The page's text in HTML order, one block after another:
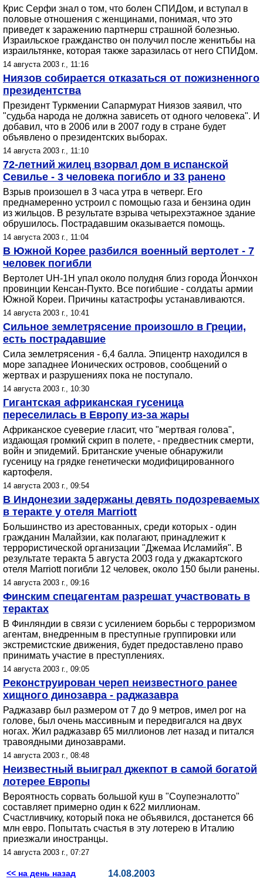
Крис Серфи знал о том, что болен СПИДом, и вступал в
половые отношения с женщинами, понимая, что это
приведет к заражению партнерш страшной болезнью.
Израильское гражданство он получил после женитьбы на
израильтянке, которая также заразилась от него СПИДом.
14 августа 2003 г., 11:16
Ниязов собирается отказаться от пожизненного
президентства
Президент Туркмении Сапармурат Ниязов заявил, что
"судьба народа не должна зависеть от одного человека". И
добавил, что в 2006 или в 2007 году в стране будет
объявлено о президентских выборах.
14 августа 2003 г., 11:10
72-летний жилец взорвал дом в испанской
Севилье - 3 человека погибло и 33 ранено
Взрыв произошел в 3 часа утра в четверг. Его
преднамеренно устроил с помощью газа и бензина один
из жильцов. В результате взрыва четырехэтажное здание
обрушилось. Пострадавшим оказывается помощь.
14 августа 2003 г., 11:04
В Южной Корее разбился военный вертолет - 7
человек погибли
Вертолет UH-1H упал около полудня близ города Йончхон
провинции Кенсан-Пукто. Все погибшие - солдаты армии
Южной Кореи. Причины катастрофы устанавливаются.
14 августа 2003 г., 10:41
Сильное землетрясение произошло в Греции,
есть пострадавшие
Сила землетрясения - 6,4 балла. Эпицентр находился в
море западнее Ионических островов, сообщений о
жертвах и разрушениях пока не поступало.
14 августа 2003 г., 10:30
Гигантская африканская гусеница
переселилась в Европу из-за жары
Африканское суеверие гласит, что "мертвая голова",
издающая громкий скрип в полете, - предвестник смерти,
войн и эпидемий. Британские ученые обнаружили
гусеницу на грядке генетически модифицированного
картофеля.
14 августа 2003 г., 09:54
В Индонезии задержаны девять подозреваемых
в теракте у отеля Marriott
Большинство из арестованных, среди которых - один
гражданин Малайзии, как полагают, принадлежит к
террористической организации "Джемаа Исламийя". В
результате теракта 5 августа 2003 года у джакартского
отеля Marriott погибли 12 человек, около 150 были ранены.
14 августа 2003 г., 09:16
Финским спецагентам разрешат участвовать в
терактах
В Финляндии в связи с усилением борьбы с терроризмом
агентам, внедренным в преступные группировки или
экстремистские движения, будет предоставлено право
принимать участие в преступлениях.
14 августа 2003 г., 09:05
Реконструирован череп неизвестного ранее
хищного динозавра - раджазавра
Раджазавр был размером от 7 до 9 метров, имел рог на
голове, был очень массивным и передвигался на двух
ногах. Жил раджазавр 65 миллионов лет назад и питался
травоядными динозаврами.
14 августа 2003 г., 08:48
Неизвестный выиграл джекпот в самой богатой
лотерее Европы
Вероятность сорвать большой куш в "Соупеэналотто"
составляет примерно один к 622 миллионам.
Счастливчику, который пока не объявился, достанется 66
млн евро. Попытать счастья в эту лотерею в Италию
приезжали иностранцы.
14 августа 2003 г., 07:27
<< на день назад 14.08.2003